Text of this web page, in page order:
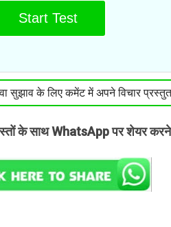
Start Test
सुझाव के लिए कमेंट में अपने विचार
के साथ WhatsApp पर शेयर